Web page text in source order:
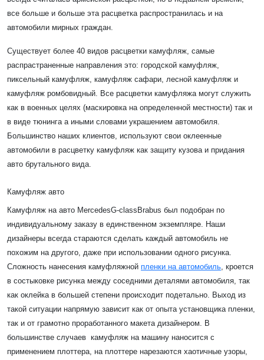
все больше и больше эта расцветка распространилась и на
автомобили мирных граждан.
Существует более 40 видов расцветки камуфляж, самые
распрастраненные направления это: городской камуфляж,
пиксельный камуфляж, камуфляж сафари, лесной камуфляж и
камуфляж ромбовидный. Все расцветки камуфляжа могут служить
как в военных целях (маскировка на определенной местности) так и
в виде тюнинга а иными словами украшением автомобиля.
Большинство наших клиентов, используют свои оклеенные
автомобили в расцветку камуфляж как защиту кузова и придания
авто брутального вида.
Камуфляж авто
Камуфляж на авто MercedesG-class Brabus был подобран по
индивидуальному заказу в единственном экземпляре. Наши
дизайнеры всегда стараются сделать каждый автомобиль не
похожим на другого, даже при использовании одного рисунка.
Сложность нанесения камуфляжной пленки на автомобиль , кроется
в состыковке рисунка между соседними деталями автомобиля, так
как оклейка в большей степени происходит подетально. Выход из
такой ситуации напрямую зависит как от опыта установщика пленки,
так и от грамотно проработанного макета дизайнером. В
большинстве случаев камуфляж на машину наносится с
применением плоттера, на плоттере нарезаются хаотичные узоры,